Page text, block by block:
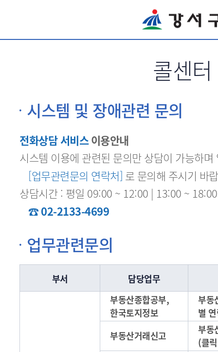
콜센터
시스템 및 장애관련 문의
전화상담 서비스이용안내
시스템 이용에 관련된 문의만 상담이 가능하며
[업무관련문의 연락처] 로 문의해 주시기 바
상담시간 : 평일 09:00 ~ 12:00 | 13:00 ~
☎ 02-2133-4699
업무관련문의
부서 담당업무
부동산종합공부,
한국토지정보
부동
별
부동산거래신고
부동
(클